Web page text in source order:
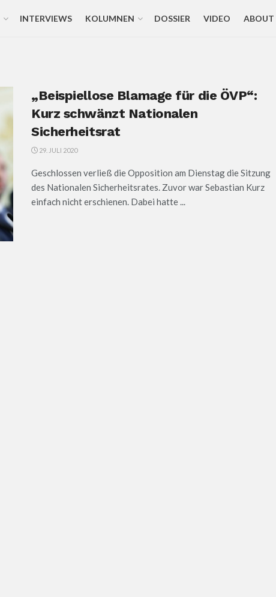
INTERVIEWS KOLUMNEN DOSSIER VIDEO ABOUT
„Beispiellose Blamage für die ÖVP“:
Kurz schwänzt Nationalen
Sicherheitsrat
29. JULI 2020
Geschlossen verließ die Opposition am Dienstag die Sitzung
des Nationalen Sicherheitsrates. Zuvor war Sebastian Kurz
einfach nicht erschienen. Dabei hatte ...